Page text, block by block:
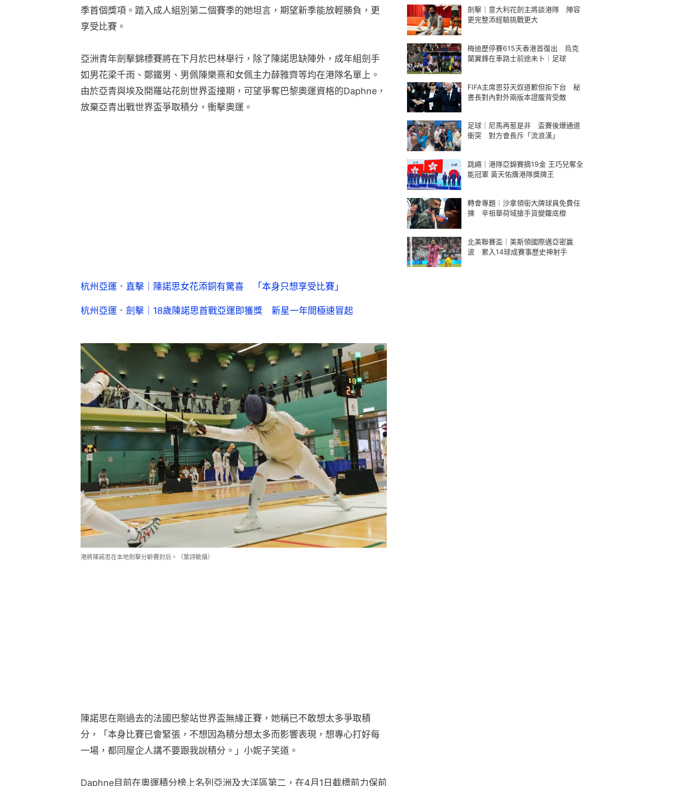
季首個獎項。踏入成人組別第二個賽季的她坦言，期望新季能放輕勝負，更
享受比賽。
亞洲青年劍擊錦標賽將在下月於巴林舉行，除了陳諾思缺陣外，成年組劍手
如男花梁千雨、鄭鐵男、男佩陳樂熹和女佩主力薛雅齊等均在港隊名單上。
由於亞青與埃及開羅站花劍世界盃撞期，可望爭奪巴黎奧運資格的Daphne，
放棄亞青出戰世界盃爭取積分，衝擊奧運。
杭州亞運．直擊｜陳諾思女花添銅有驚喜 「本身只想享受比賽」
杭州亞運．劍擊｜18歲陳諾思首戰亞運即獲獎 新星一年間極速冒起
港將陳諾思在本地劍擊分齡賽封后。（葉詩敏攝）
陳諾思在剛過去的法國巴黎站世界盃無緣正賽，她稱已不敢想太多爭取積
分，「本身比賽已會緊張，不想因為積分想太多而影響表現，想專心打好每
一場，都同屋企人講不要跟我說積分。」小妮子笑道。
Daphne目前在奧運積分榜上名列亞洲及大洋區第二，在4月1日截標前力保前
劍擊｜意大利花劍主將談港隊 陣容
更完整添經驗挑戰更大
梅迪歷停賽615天香港首復出 烏克
蘭翼鋒在車路士前途未卜︱足球
FIFA主席恩芬天奴道歉但拒下台 秘
書長對內對外兩版本證腹背受敵
足球｜尼馬再惹是非 盃賽後爆通道
衝突 對方會長斥「流浪漢」
跳繩｜港隊亞錦賽摘19金 王巧兒奪全
能冠軍 黃天佑膺港隊獎牌王
轉會專題︱沙拿領銜大牌球員免費任
揀 辛祖華荷域搶手貨變籮底橙
北美聯賽盃｜美斯領國際邁亞密贏
波 累入14球成賽事歷史神射手